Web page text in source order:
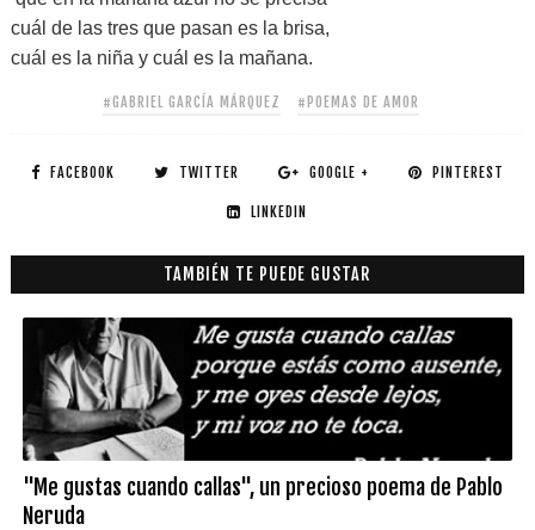
cuál de las tres que pasan es la brisa,
cuál es la niña y cuál es la mañana.
#GABRIEL GARCÍA MÁRQUEZ #POEMAS DE AMOR
FACEBOOK TWITTER GOOGLE + PINTEREST
LINKEDIN
TAMBIÉN TE PUEDE GUSTAR
"Me gustas cuando callas", un precioso poema de Pablo
Neruda